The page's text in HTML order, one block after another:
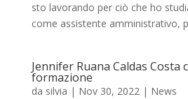
sto lavorando per ciò che ho
come assistente amministrativo,
Jennifer Ruana Caldas Costa
formazione
da silvia | Nov 30, 2022| News